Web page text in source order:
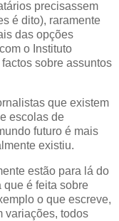
precisassem
é dito), raramente
das opções
o Instituto
sobre assuntos
que existem
escolas de
futuro é mais
existiu.
estão para lá do
que é feita sobre
o que escreve,
variações, todos